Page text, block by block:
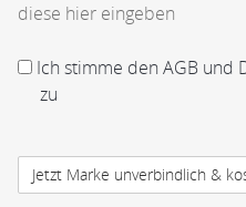
diese hier eingeben
AGB
und
Ich stimme den AGB und
zu